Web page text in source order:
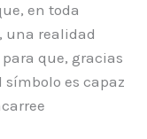
en toda
una realidad
que, gracias
es capaz